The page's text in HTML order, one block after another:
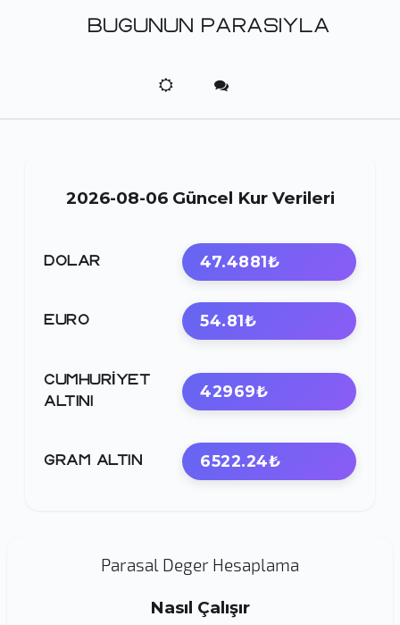
BUGUNUN PARASIYLA
2026-08-06 Güncel Kur Verileri
DOLAR 47.4881₺
EURO 54.81₺
CUMHURIYET
ALTINI
42969₺
GRAM ALTIN 6522.24₺
Parasal Deger Hesaplama
Nasıl Çalışır